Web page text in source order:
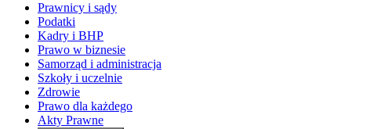
Prawnicy i sądy
Podatki
Kadry i BHP
Prawo w biznesie
Samorząd i administracja
Szkoły i uczelnie
Zdrowie
Prawo dla każdego
Akty Prawne